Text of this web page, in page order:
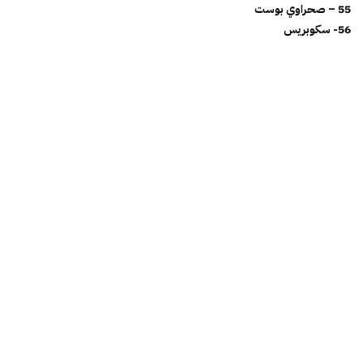
55 – صحراوي بوست
56- سكوبريس